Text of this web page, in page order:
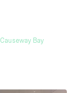
Bay